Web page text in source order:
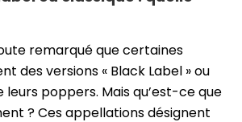
remarqué que certaines
des versions « Black Label » ou
leurs poppers. Mais qu’est-ce que
? Ces appellations désignent